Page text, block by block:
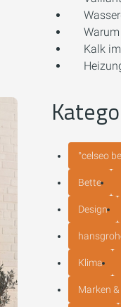
Kalk
°celseo
Bette
Design
Klima
Marken